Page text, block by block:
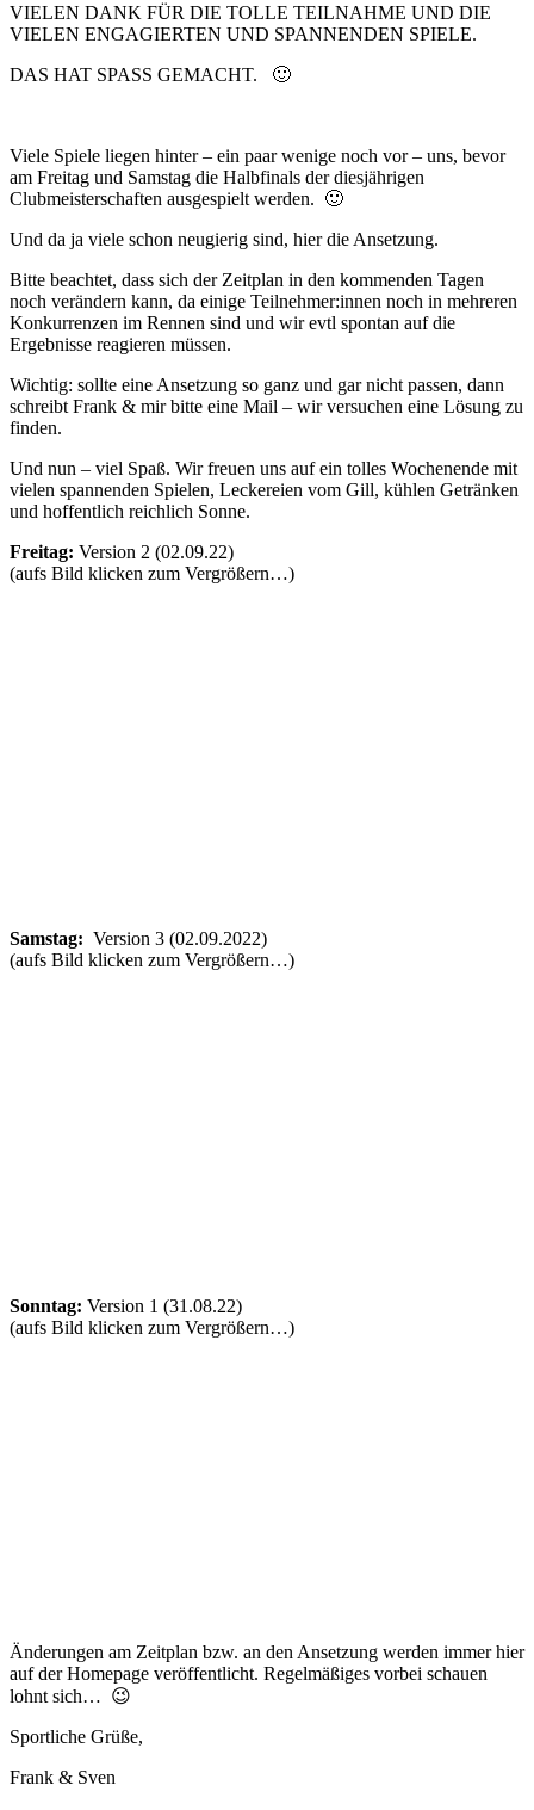
VIELEN DANK FÜR DIE TOLLE TEILNAHME UND DIE
VIELEN ENGAGIERTEN UND SPANNENDEN SPIELE.
DAS HAT SPASS GEMACHT. 🙂
Viele Spiele liegen hinter – ein paar wenige noch vor – uns, bevor
am Freitag und Samstag die Halbfinals der diesjährigen
Clubmeisterschaften ausgespielt werden. 🙂
Und da ja viele schon neugierig sind, hier die Ansetzung.
Bitte beachtet, dass sich der Zeitplan in den kommenden Tagen
noch verändern kann, da einige Teilnehmer:innen noch in mehreren
Konkurrenzen im Rennen sind und wir evtl spontan auf die
Ergebnisse reagieren müssen.
Wichtig: sollte eine Ansetzung so ganz und gar nicht passen, dann
schreibt Frank & mir bitte eine Mail – wir versuchen eine Lösung zu
finden.
Und nun – viel Spaß. Wir freuen uns auf ein tolles Wochenende mit
vielen spannenden Spielen, Leckereien vom Gill, kühlen Getränken
und hoffentlich reichlich Sonne.
Freitag: Version 2 (02.09.22)
(aufs Bild klicken zum Vergrößern…)
Samstag: Version 3 (02.09.2022)
(aufs Bild klicken zum Vergrößern…)
Sonntag: Version 1 (31.08.22)
(aufs Bild klicken zum Vergrößern…)
Änderungen am Zeitplan bzw. an den Ansetzung werden immer hier
auf der Homepage veröffentlicht. Regelmäßiges vorbei schauen
lohnt sich… 😉
Sportliche Grüße,
Frank & Sven